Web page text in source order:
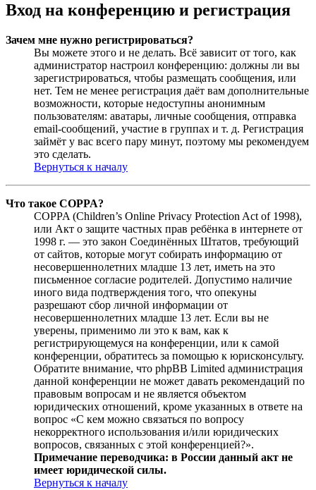
Вход на конференцию и регистрация
Зачем мне нужно регистрироваться?
Вы можете этого и не делать. Всё зависит от того, как
администратор настроил конференцию: должны ли вы
зарегистрироваться, чтобы размещать сообщения, или
нет. Тем не менее регистрация даёт вам дополнительные
возможности, которые недоступны анонимным
пользователям: аватары, личные сообщения, отправка
email-сообщений, участие в группах и т. д. Регистрация
займёт у вас всего пару минут, поэтому мы рекомендуем
это сделать.
Вернуться к началу
Что такое COPPA?
COPPA (Children’s Online Privacy Protection Act of 1998),
или Акт о защите частных прав ребёнка в интернете от
1998 г. — это закон Соединённых Штатов, требующий
от сайтов, которые могут собирать информацию от
несовершеннолетних младше 13 лет, иметь на это
письменное согласие родителей. Допустимо наличие
иного вида подтверждения того, что опекуны
разрешают сбор личной информации от
несовершеннолетних младше 13 лет. Если вы не
уверены, применимо ли это к вам, как к
регистрирующемуся на конференции, или к самой
конференции, обратитесь за помощью к юрисконсульту.
Обратите внимание, что phpBB Limited администрация
данной конференции не может давать рекомендаций по
правовым вопросам и не является объектом
юридических отношений, кроме указанных в ответе на
вопрос «С кем можно связаться по вопросу
некорректного использования и/или юридических
вопросов, связанных с этой конференцией?».
Примечание переводчика: в России данный акт не
имеет юридической силы.
Вернуться к началу